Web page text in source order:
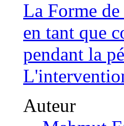
Auteur
Mahmut
Catégorie
Mémoire
Prix